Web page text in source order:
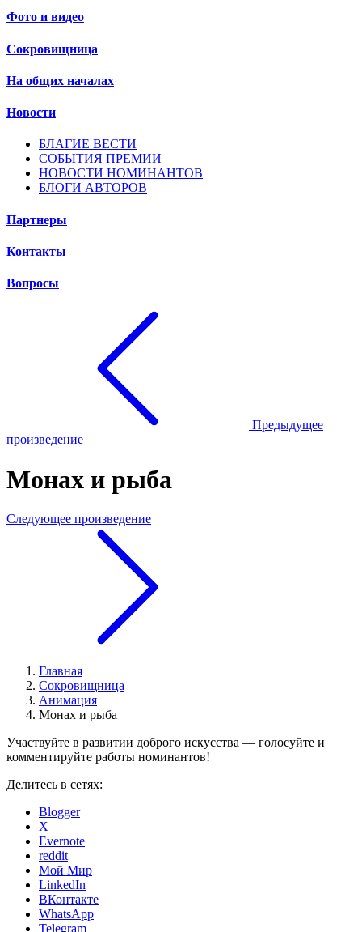
Фото и видео
Сокровищница
На общих началах
Новости
БЛАГИЕ ВЕСТИ
СОБЫТИЯ ПРЕМИИ
НОВОСТИ НОМИНАНТОВ
БЛОГИ АВТОРОВ
Партнеры
Контакты
Вопросы
Предыдущее
произведение
Монах и рыба
Следующее произведение
Главная
Сокровищница
Анимация
Монах и рыба
Участвуйте в развитии доброго искусства — голосуйте и
комментируйте работы номинантов!
Делитесь в сетях:
Blogger
X
Evernote
reddit
Мой Мир
LinkedIn
ВКонтакте
WhatsApp
Telegram